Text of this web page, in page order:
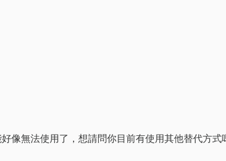
像無法使用了，想請問你目前有使用其他替代方式